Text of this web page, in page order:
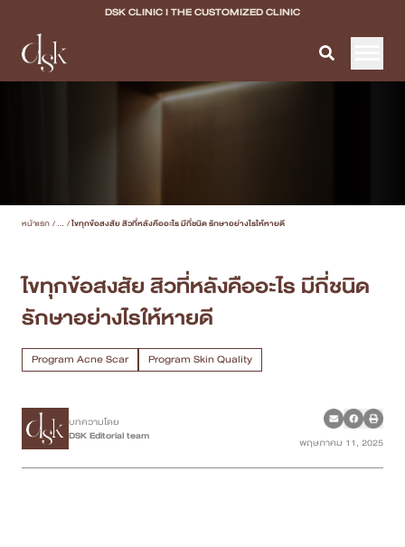
DSK CLINIC I THE CUSTOMIZED CLINIC
Program Filler & Lifting
Program Acne Scar
Program Skin Quality
Program Body Confidence
แพทย์ของเรา
เคสรีวิว
หน้าแรก /... /ไขทุกข้อสงสัย สิวที่หลังคืออะไร มีกี่ชนิด รักษาอย่างไรให้หายดี
ไขทุกข้อสงสัย สิวที่หลังคืออะไร มีกี่ชนิด
รักษาอย่างไรให้หายดี
Program Acne Scar Program Skin Quality
บทความโดย
DSK Editorial team
พฤษภาคม 11, 2025